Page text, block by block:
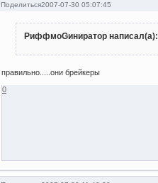
Поделиться2007-07-30 05:07:45
РиффмоGиниратор написал(а):
правильно.....они брейкеры
0